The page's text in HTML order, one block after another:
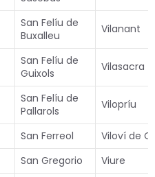
San Felíu de
Buxalleu
Vilanant
San Felíu de
Guixols
Vilasacra
San Felíu de
Pallarols
Vilopríu
San Ferreol
Viloví de
San Gregorio Viure